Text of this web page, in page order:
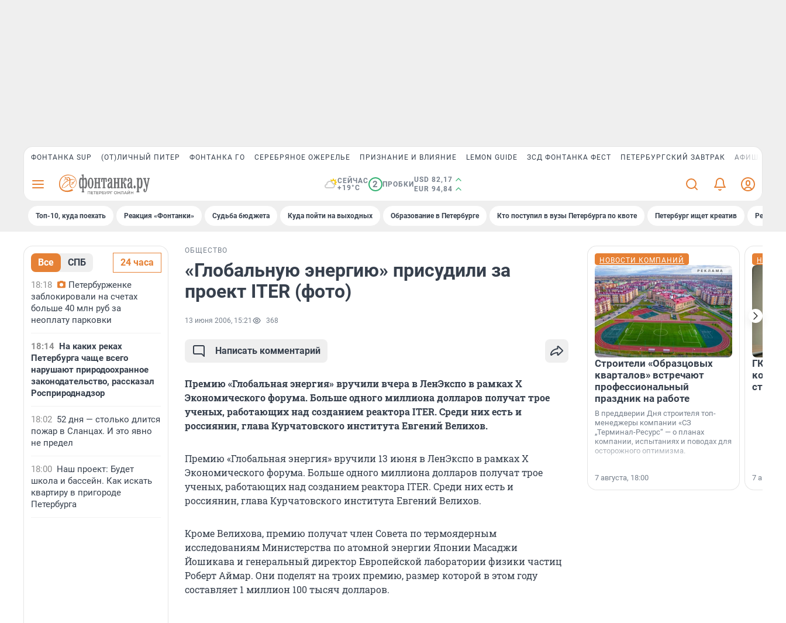
ФОНТАНКА SUP (ОТ)ЛИЧНЫЙ ПИТЕР ФОНТАНКА ГО СЕРЕБРЯНОЕ ОЖЕРЕЛЬЕ ПРИЗНАНИЕ И ВЛИЯНИЕ LEMON GUIDE ЗСД ФОНТАНКА ФЕСТ ПЕТЕРБУРГСКИЙ ЗАВТРАК АФИША PLUS
СЕЙЧАС
+19°C
2 ПРОБКИ
USD 82,17
EUR 94,84
Топ-10, куда поехать Реакция «Фонтанки» Судьба бюджета Куда пойти на выходных Образование в Петербурге Кто поступил в вузы Петербурга по квоте Петербург ищет креатив
Все СПБ 24 часа
18:18
Петербурженке
заблокировали на счетах
больше 40 млн руб за
неоплату парковки
18:14 На каких реках
Петербурга чаще всего
нарушают природоохранное
законодательство, рассказал
Росприроднадзор
18:02 52 дня — столько длится
пожар в Сланцах. И это явно
не предел
18:00 Наш проект: Будет
школа и бассейн. Как искать
квартиру в пригороде
Петербурга
ОБЩЕСТВО
«Глобальную энергию» присудили за
проект ITER (фото)
13 июня 2006, 15:21 368
Написать комментарий
Премию «Глобальная энергия» вручили вчера в ЛенЭкспо в рамках Х
Экономического форума. Больше одного миллиона долларов получат трое
ученых, работающих над созданием реактора ITER. Среди них есть и
россиянин, глава Курчатовского института Евгений Велихов.
Премию «Глобальная энергия» вручили 13 июня в ЛенЭкспо в рамках Х
Экономического форума. Больше одного миллиона долларов получат трое
ученых, работающих над созданием реактора ITER. Среди них есть и
россиянин, глава Курчатовского института Евгений Велихов.
Кроме Велихова, премию получат член Совета по термоядерным
исследованиям Министерства по атомной энергии Японии Масаджи
Йошикава и генеральный директор Европейской лаборатории физики частиц
Роберт Аймар. Они поделят на троих премию, размер которой в этом году
составляет 1 миллион 100 тысяч долларов.
НОВОСТИ КОМПАНИЙ
Строители «Образцовых
кварталов» встречают
профессиональный
праздник на работе
В преддверии Дня строителя топ-
менеджеры компании «СЗ
„Терминал-Ресурс“ — о планах
компании, испытаниях и поводах для
осторожного оптимизма.
7 августа, 18:00
ГК
7